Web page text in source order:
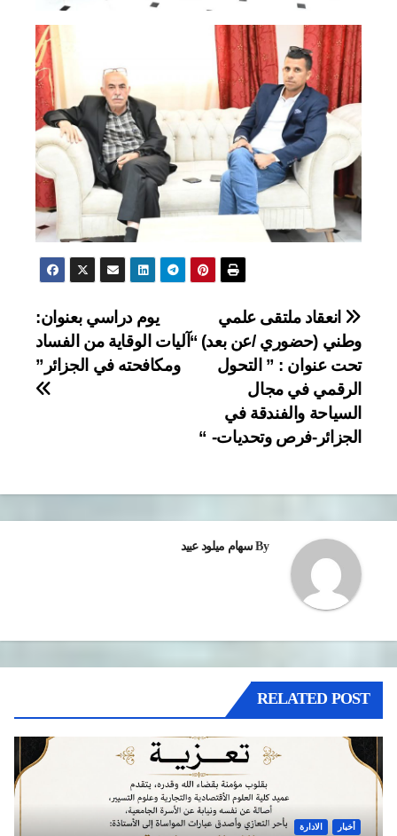
تصفّح
المقالات
يوم دراسي بعنوان:
“آليات الوقاية من الفساد
ومكافحته في الجزائر”
انعقاد ملتقى علمي
وطني (حضوري /عن بعد)
تحت عنوان : ” التحول
الرقمي في مجال
السياحة والفندقة في
الجزائر-فرص وتحديات- “
By سهام ميلود عبيد
RELATED POST
أخبار الادارة